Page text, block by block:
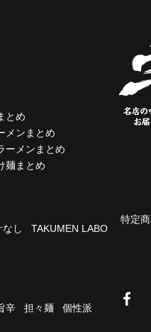
とめ
メンまとめ
ーメンまとめ
麺まとめ
し
TAKUMEN LABO
辛 担々麺
個性派
特定